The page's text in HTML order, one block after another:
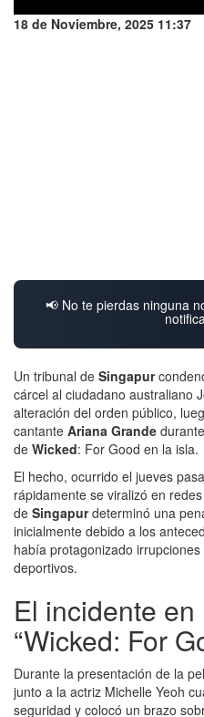
18 de Noviembre, 2025 11:37
📢 No te pierdas ninguna
Un tribunal de Singapur
cárcel al ciudadano australiano
alteración del orden público,
cantante Ariana Grande
de Wicked: For Good en la isla.
El hecho, ocurrido el jueves
rápidamente se viralizó en
de Singapurdeterminó una
inicialmente debido a los
había protagonizado
deportivos.
El incidente
“Wicked: For
Durante la presentación de la
junto a la actriz Michelle Yeoh
seguridad y colocó un brazo